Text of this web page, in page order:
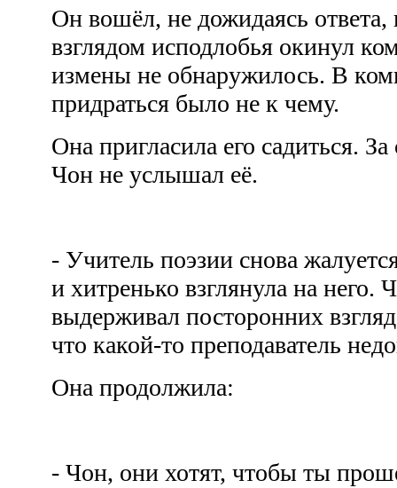
Он вошёл, не дожидаясь ответа,
взглядом исподлобья окинул
измены не обнаружилось. В
придраться было не к чему.
Она пригласила его садиться.
Чон не услышал её.
- Учитель поэзии снова
и хитренько взглянула на него.
выдерживал посторонних
что какой-то преподаватель
Она продолжила:
- Чон, они хотят, чтобы ты